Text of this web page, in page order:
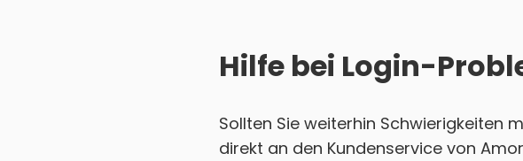
Hilfe bei Login-
Sollten Sie weiterhin Schwierigkeiten
direkt an den Kundenservice von